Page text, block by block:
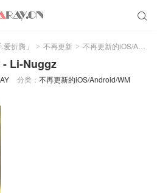

折腾」 > 不再更新 > 不再更新的iOS/Android/WM
Li-Nuggz
分类： 不再更新的iOS/Android/WM